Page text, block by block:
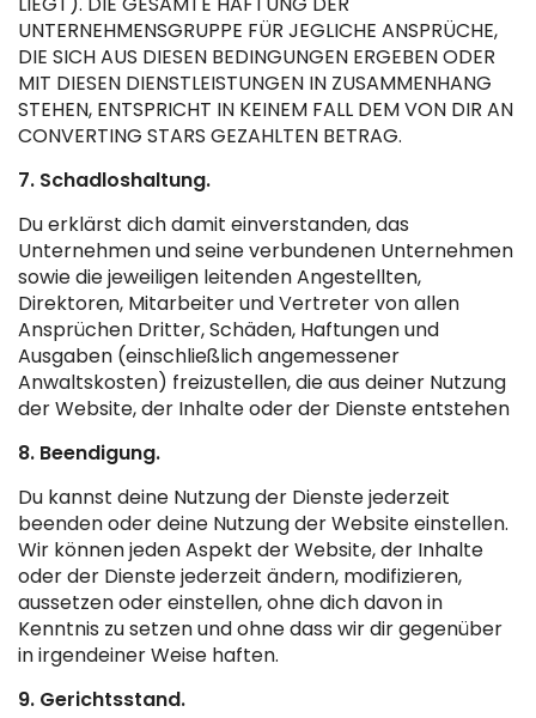
UNTERNEHMENSGRUPPE FÜR JEGLICHE ANSPRÜCHE,
DIE SICH AUS DIESEN BEDINGUNGEN ERGEBEN ODER
MIT DIESEN DIENSTLEISTUNGEN IN ZUSAMMENHANG
STEHEN, ENTSPRICHT IN KEINEM FALL DEM VON DIR AN
CONVERTING STARS GEZAHLTEN BETRAG.
7. Schadloshaltung.
Du erklärst dich damit einverstanden, das
Unternehmen und seine verbundenen Unternehmen
sowie die jeweiligen leitenden Angestellten,
Direktoren, Mitarbeiter und Vertreter von allen
Ansprüchen Dritter, Schäden, Haftungen und
Ausgaben (einschließlich angemessener
Anwaltskosten) freizustellen, die aus deiner Nutzung
der Website, der Inhalte oder der Dienste entstehen
8. Beendigung.
Du kannst deine Nutzung der Dienste jederzeit
beenden oder deine Nutzung der Website einstellen.
Wir können jeden Aspekt der Website, der Inhalte
oder der Dienste jederzeit ändern, modifizieren,
aussetzen oder einstellen, ohne dich davon in
Kenntnis zu setzen und ohne dass wir dir gegenüber
in irgendeiner Weise haften.
9. Gerichtsstand.